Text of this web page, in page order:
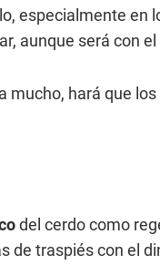
especialmente en
aunque será con el
mucho, hará que
del cerdo como
de traspiés con el